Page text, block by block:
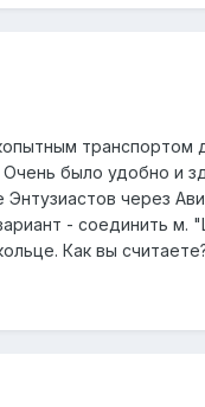
транспортом
было удобно и
через
- соединить м.
Как вы